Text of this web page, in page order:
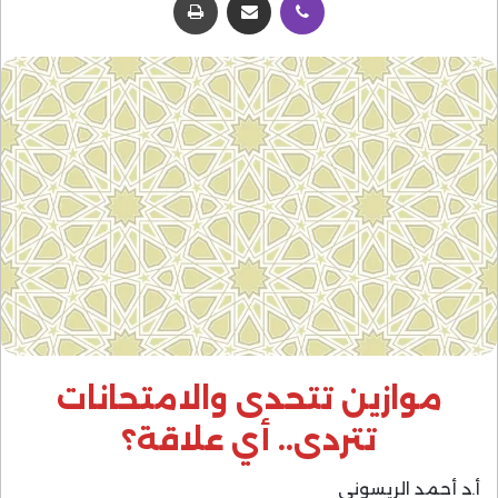
موازين تتحدى والامتحانات
تتردى.. أي علاقة؟
أ.د أحمد الريسوني